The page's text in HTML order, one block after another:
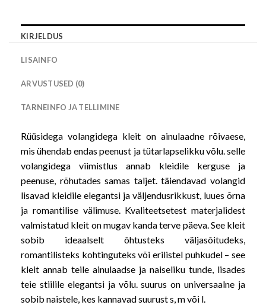
KIRJELDUS
LISAINFO
ARVUSTUSED (0)
TARNEINFO JA TELLIMINE
Rüüsidega volangidega kleit on ainulaadne rõivaese,
mis ühendab endas peenust ja tütarlapselikku võlu. selle
volangidega viimistlus annab kleidile kerguse ja
peenuse, rõhutades samas taljet. täiendavad volangid
lisavad kleidile elegantsi ja väljendusrikkust, luues õrna
ja romantilise välimuse. Kvaliteetsetest materjalidest
valmistatud kleit on mugav kanda terve päeva. See kleit
sobib ideaalselt õhtusteks väljasõitudeks,
romantilisteks kohtinguteks või erilistel puhkudel – see
kleit annab teile ainulaadse ja naiseliku tunde, lisades
teie stiilile elegantsi ja võlu. suurus on universaalne ja
sobib naistele, kes kannavad suurust s, m või l.